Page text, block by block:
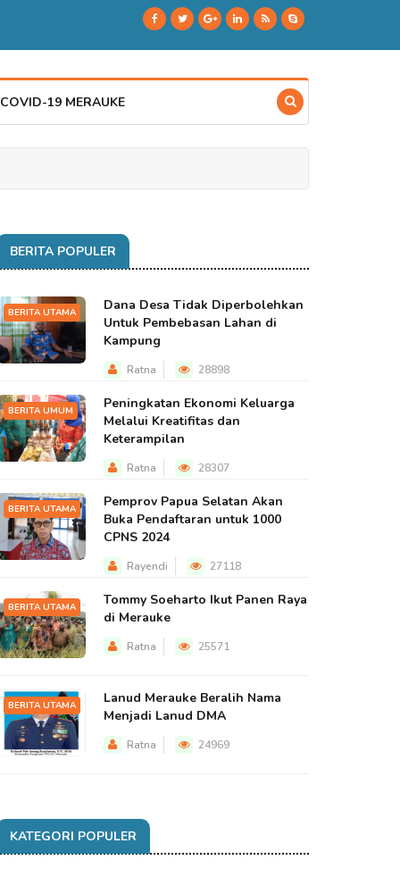
19 MERAUKE
BERITA POPULER
BERITA UTAMA
Dana Desa Tidak Diperbolehkan
Untuk Pembebasan Lahan di
Kampung
Ratna 28898
BERITA UMUM
Peningkatan Ekonomi Keluarga
Melalui Kreatifitas dan
Keterampilan
Ratna 28307
BERITA UTAMA
Pemprov Papua Selatan Akan
Buka Pendaftaran untuk 1000
CPNS 2024
Rayendi 27118
BERITA UTAMA
Tommy Soeharto Ikut Panen Raya
di Merauke
Ratna 25571
BERITA UTAMA
Lanud Merauke Beralih Nama
Menjadi Lanud DMA
Ratna 24969
KATEGORI POPULER